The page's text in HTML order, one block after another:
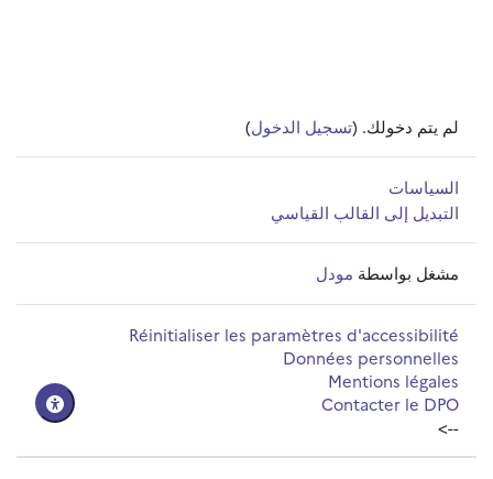
لم يتم دخولك. (تسجيل الدخول)
السياسات
التبديل إلى القالب القياسي
مشغل بواسطة مودل
Réinitialiser les paramètres d'accessibilité
Données personnelles
Mentions légales
Contacter le DPO
-->